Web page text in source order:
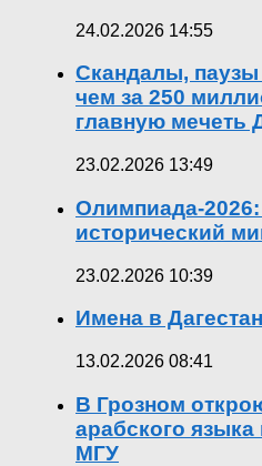
24.02.2026 14:55
Скандалы, паузы
чем за 250
главную мечеть
23.02.2026 13:49
Олимпиада-
исторический
23.02.2026 10:39
Имена в
13.02.2026 08:41
В Грозном
арабского
МГУ